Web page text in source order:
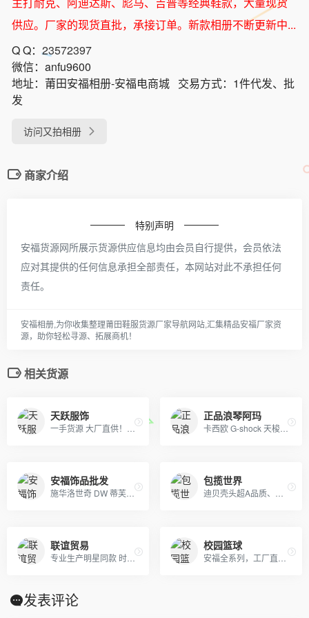
供应。厂家的现货直批，承接订单。新款相册不断更新中...
Q Q：23572397
微信： anfu9600
地址： 莆田安福相册-安福电商城 交易方式： 1件代发、批
发
访问又拍相册
商家介绍
特别声明
安福货源网所展示货源供应信息均由会员自行提供，会员依法
应对其提供的任何信息承担全部责任，本网站对此不承担任何
责任。
安福相册,为你收集整理莆田鞋服货源厂家导航网站,汇集精品安福厂家资
源，助你轻松寻源、拓展商机！
相关货源
天跃服饰 正品浪琴阿玛
安福饰品批发 包揽世界
联谊贸易 校园篮球
发表评论